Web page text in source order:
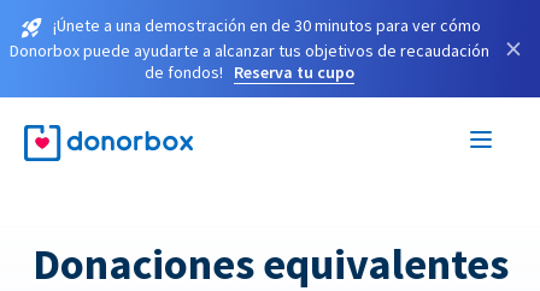
¡Únete a una demostración en de 30 minutos para ver cómo
Donorbox puede ayudarte a alcanzar tus objetivos de recaudación
de fondos!
Reserva tu cupo
×
Donaciones equivalentes